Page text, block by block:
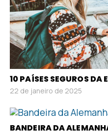
10 PAÍSES SEGUROS DA
22 de janeiro de 2025
BANDEIRA DA